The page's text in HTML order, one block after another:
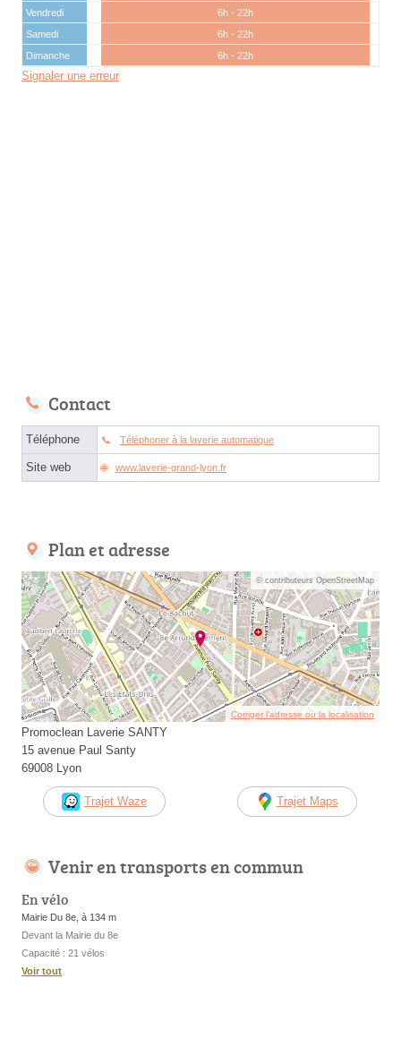
Vendredi
6h - 22h
Samedi
6h - 22h
Dimanche
6h - 22h
Signaler une erreur
Contact
Téléphone Téléphoner à la laverie automatique
Site web www.laverie-grand-lyon.fr
Plan et adresse
© contributeurs OpenStreetMap
Corriger l’adresse ou la localisation
Promoclean Laverie SANTY
15 avenue Paul Santy
69008 Lyon
Trajet Waze Trajet Maps
Venir en transports en commun
En vélo
Mairie Du 8e, à 134 m
Devant la Mairie du 8e
Capacité : 21 vélos
Voir tout